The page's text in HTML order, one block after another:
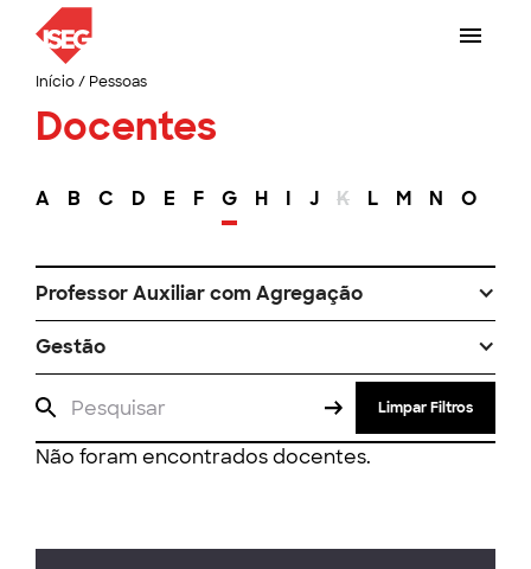
Início/ Pessoas
Docentes
A B C D E F G H I J K L M N O
Professor Auxiliar com Agregação
Gestão
Limpar Filtros
Não foram encontrados docentes.